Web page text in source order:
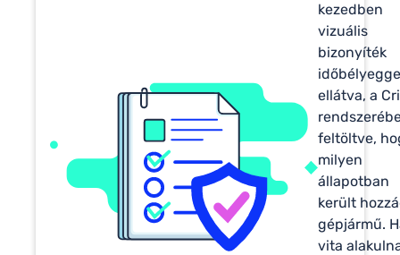
kezedben
vizuális
bizonyíték
ellátva, a
feltöltve,
milyen
állapotban
került
gépjármű.
vita